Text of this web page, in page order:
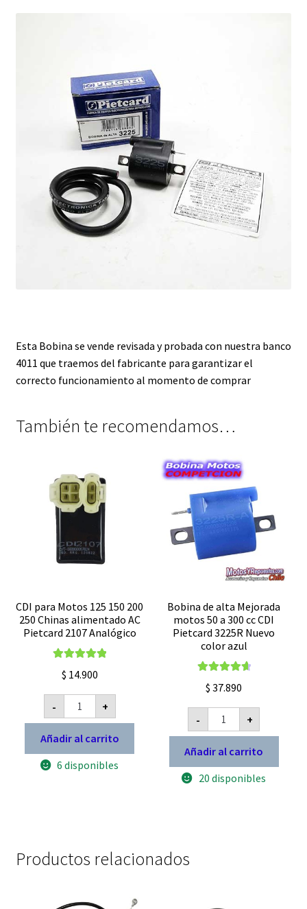
Esta Bobina se vende revisada y probada con nuestra banco
4011 que traemos del fabricante para garantizar el
correcto funcionamiento al momento de comprar
También te recomendamos…
CDI para Motos 125 150 200
250 Chinas alimentado AC
Pietcard 2107 Analógico
5.00
$ 14.900
-
CDI
para
Motos
125
150
200
250
+
Añadir al carrito
6 disponibles
Bobina de alta Mejorada
motos 50 a 300 cc CDI
Pietcard 3225R Nuevo
color azul
4.78
$ 37.890
-
Bobina
alta
Mejorada
motos
50
a
+
Añadir al carrito
20 disponibles
Productos relacionados